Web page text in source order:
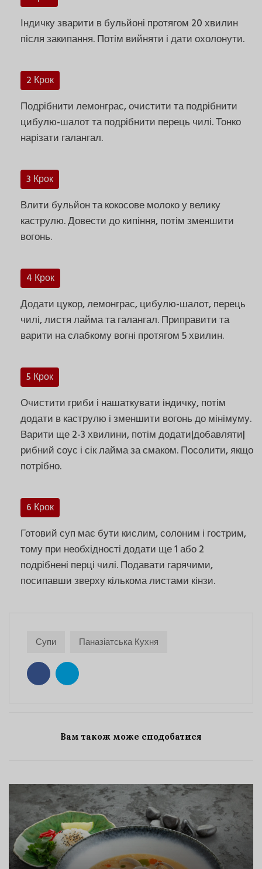
Індичку зварити в бульйоні протягом 20 хвилин
після закипання. Потім вийняти і дати охолонути.
2 Крок
Подрібнити лемонграс, очистити та подрібнити
цибулю-шалот та подрібнити перець чилі. Тонко
нарізати галангал.
3 Крок
Влити бульйон та кокосове молоко у велику
каструлю. Довести до кипіння, потім зменшити
вогонь.
4 Крок
Додати цукор, лемонграс, цибулю-шалот, перець
чилі, листя лайма та галангал. Приправити та
варити на слабкому вогні протягом 5 хвилин.
5 Крок
Очистити гриби і нашаткувати індичку, потім
додати в каструлю і зменшити вогонь до мінімуму.
Варити ще 2-3 хвилини, потім додати|добавляти|
рибний соус і сік лайма за смаком. Посолити, якщо
потрібно.
6 Крок
Готовий суп має бути кислим, солоним і гострим,
тому при необхідності додати ще 1 або 2
подрібнені перці чилі. Подавати гарячими,
посипавши зверху кількома листами кінзи.
Супи Паназіатська Кухня
Вам також може сподобатися